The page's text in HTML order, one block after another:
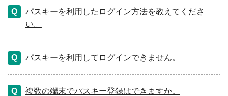
パスキーを利用したログイン方法を教えてくださ
い。
パスキーを利用してログインできません。
複数の端末でパスキー登録はできますか。